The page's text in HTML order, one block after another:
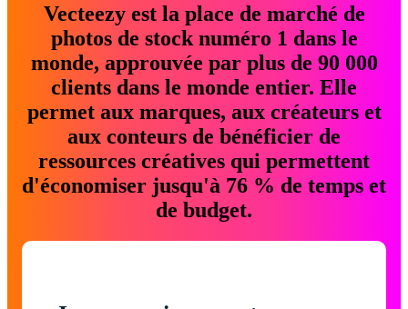
Vecteezy est la place de marché de
photos de stock numéro 1 dans le
monde, approuvée par plus de 90 000
clients dans le monde entier. Elle
permet aux marques, aux créateurs et
aux conteurs de bénéficier de
ressources créatives qui permettent
d'économiser jusqu'à 76 % de temps et
de budget.